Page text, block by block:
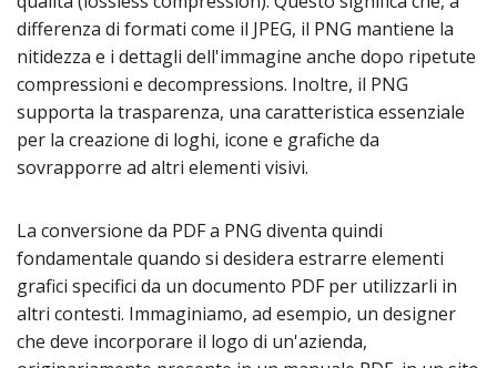
differenza di formati come il JPEG, il PNG mantiene la
nitidezza e i dettagli dell'immagine anche dopo ripetute
compressioni e decompressions. Inoltre, il PNG
supporta la trasparenza, una caratteristica essenziale
per la creazione di loghi, icone e grafiche da
sovrapporre ad altri elementi visivi.
La conversione da PDF a PNG diventa quindi
fondamentale quando si desidera estrarre elementi
grafici specifici da un documento PDF per utilizzarli in
altri contesti. Immaginiamo, ad esempio, un designer
che deve incorporare il logo di un'azienda,